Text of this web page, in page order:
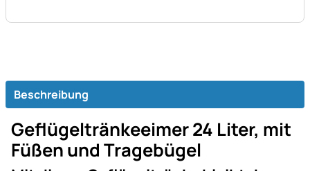
Beschreibung
Geflügeltränkeeimer 24 Liter, mit
Füßen und Tragebügel